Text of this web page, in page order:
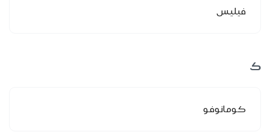
فيليس
ك
كومانوفو